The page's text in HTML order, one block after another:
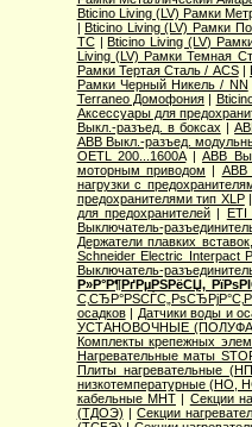
Bticino Living (LV) Рамки
|Bticino Living (LV) Рамки
TC|Bticino Living (LV)
Living (LV) Рамки Темная
Рамки Тертая Сталь / ACS|
Рамки Черный Никель / NN
Terraneo Домофония|
Аксессуары для
Выкл.-разъед. в боксах |
ABB Выкл.-разъед.
OETL 200...1600A| ABB
моторным приводом | ABB
нагрузки с
предохранителями тип XLP
для предохранителей| ETI
Выключатель-
Держатели плавких
Schneider Electric Interpact
Выключатель-
Р»Р°Р¶РґРµРЅРёСЏ,
осадков| Датчики воды и
УСТАНОВОЧНЫЕ
Комплекты крепежных
Нагревательные маты
Плиты нагревательные
низкотемпературные
кабельные МНТ| Секции
(ТДОЭ) |Секции